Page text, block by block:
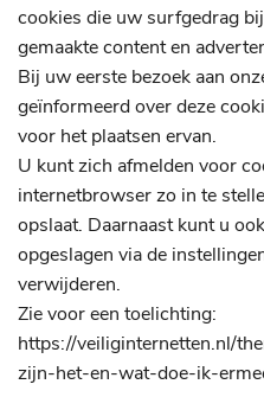
cookies die uw surfgedrag
gemaakte content en
Bij uw eerste bezoek aan
geïnformeerd over deze
voor het plaatsen ervan.
U kunt zich afmelden voor
internetbrowser zo in te
opslaat. Daarnaast kunt u
opgeslagen via de
verwijderen.
Zie voor een toelichting:
https://veiliginternetten.nl/
zijn-het-en-wat-doe-ik-